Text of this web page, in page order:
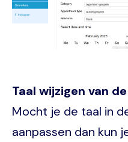
Taal wijzigen van
Mocht je de taal in
aanpassen dan kun